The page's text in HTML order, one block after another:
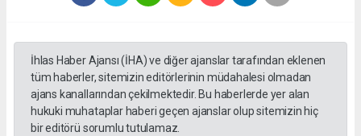
İhlas Haber Ajansı (İHA) ve diğer ajanslar tarafından eklenen
tüm haberler, sitemizin editörlerinin müdahalesi olmadan
ajans kanallarından çekilmektedir. Bu haberlerde yer alan
hukuki muhataplar haberi geçen ajanslar olup sitemizin hiç
bir editörü sorumlu tutulamaz.